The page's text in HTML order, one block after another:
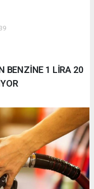
BENZİNE 1 LİRA 20